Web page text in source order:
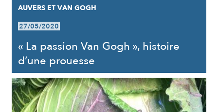
AUVERS ET VAN GOGH
27/05/2020
« La passion Van Gogh », histoire
d’une prouesse